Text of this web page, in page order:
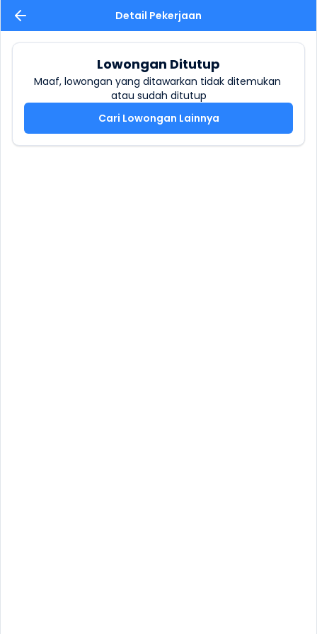
Detail Pekerjaan
Lowongan Ditutup
Maaf, lowongan yang ditawarkan tidak ditemukan
atau sudah ditutup
Cari Lowongan Lainnya